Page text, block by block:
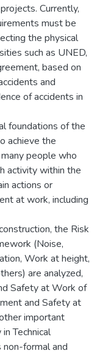
Currently,
must be
the physical
such as UNED,
based on
and
of accidents in
foundations of the
achieve the
people who
activity within the
actions or
at work, including
the Risk
(Noise,
Work at height,
are analyzed,
Safety at Work of
and Safety at
important
Technical
non-formal and